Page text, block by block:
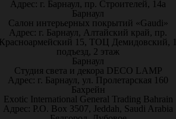
Адрес: г. Барнаул, пр. Строителей, 14а
Барнаул
Салон интерьерных покрытий «Gaudi»
Адрес: г. Барнаул, Алтайский край, пр.
15, ТОЦ Демидовский, 1
подъезд, 2 этаж
Барнаул
Студия света и декора DECO LAMP
Адрес: г. Барнаул, ул. Пролетарская 160
Бахрейн
Exotic International General Trading Bahrain
Адрес: P.O. Box 3507, Jeddah, Saudi Arabia